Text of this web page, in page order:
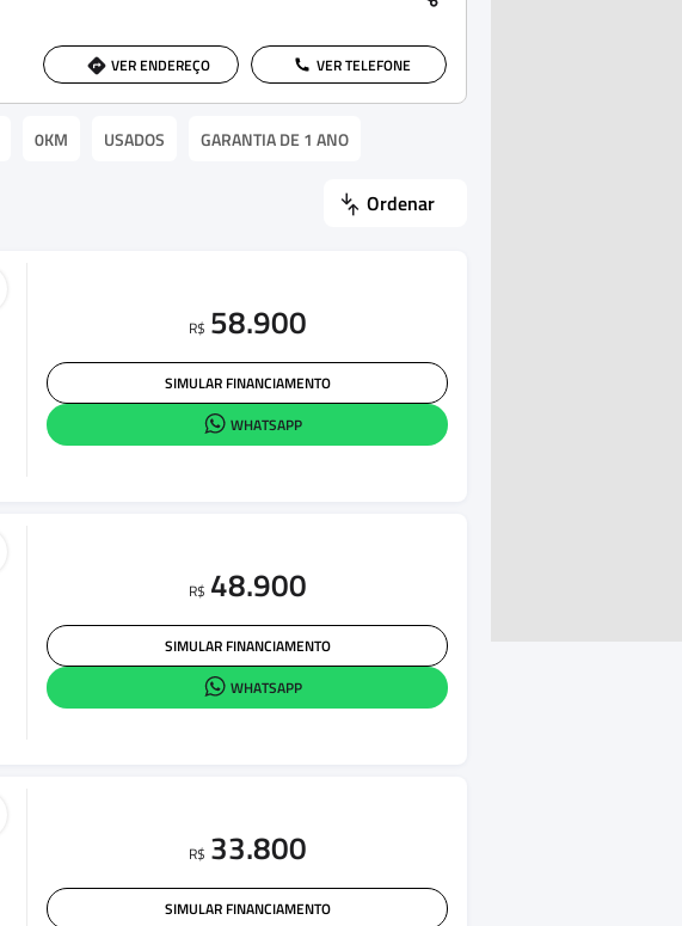
VER ENDEREÇO VER TELEFONE
0KM USADOS GARANTIA DE 1 ANO
Ordenar
R$ 58.900
SIMULAR FINANCIAMENTO
WHATSAPP
R$ 48.900
SIMULAR FINANCIAMENTO
WHATSAPP
R$ 33.800
SIMULAR FINANCIAMENTO